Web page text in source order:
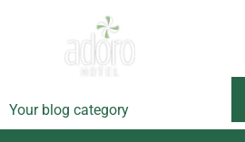
Categoria:
Your blog category